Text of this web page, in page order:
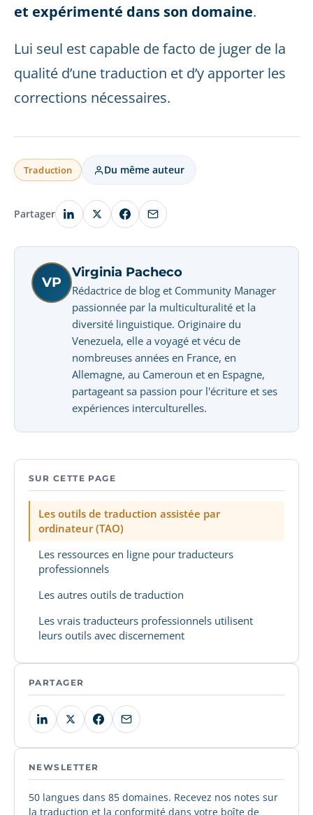
et expérimenté dans son domaine.
Lui seul est capable de facto de juger de la
qualité d’une traduction et d’y apporter les
corrections nécessaires.
Traduction Du même auteur
Partager
VP
Virginia Pacheco
Rédactrice de blog et Community Manager
passionnée par la multiculturalité et la
diversité linguistique. Originaire du
Venezuela, elle a voyagé et vécu de
nombreuses années en France, en
Allemagne, au Cameroun et en Espagne,
partageant sa passion pour l'écriture et ses
expériences interculturelles.
SUR CETTE PAGE
Les outils de traduction assistée par
ordinateur (TAO)
Les ressources en ligne pour traducteurs
professionnels
Les autres outils de traduction
Les vrais traducteurs professionnels utilisent
leurs outils avec discernement
PARTAGER
NEWSLETTER
50 langues dans 85 domaines. Recevez nos notes sur
la traduction et la conformité dans votre boîte de